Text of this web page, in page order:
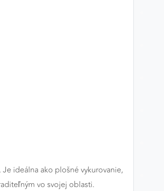
ideálna ako plošné vykurovanie,
vo svojej oblasti.